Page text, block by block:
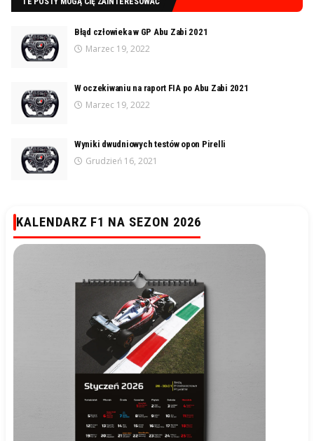
Błąd człowieka w GP Abu Zabi 2021
Marzec 19, 2022
W oczekiwaniu na raport FIA po Abu Zabi 2021
Marzec 19, 2022
Wyniki dwudniowych testów opon Pirelli
Grudzień 16, 2021
KALENDARZ F1 NA SEZON 2026